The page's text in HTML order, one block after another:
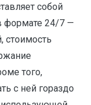
собой
формате 24/7 —
стоимость
того,
с ней гораздо